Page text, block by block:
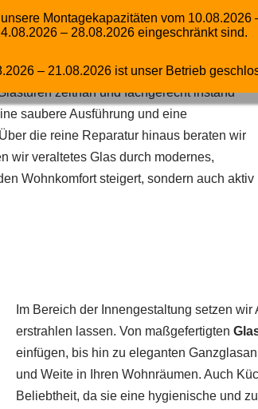
schnellen und zuverlässigen
und erfordert sofortiges Handeln, um die
gewährleisten. Unser Team sorgt dafür,
zeitnah und fachgerecht instand
saubere Ausführung und eine
die reine Reparatur hinaus beraten wir
wir veraltetes Glas durch modernes,
Wohnkomfort steigert, sondern auch aktiv
Im Bereich der Innengestaltung setzen
erstrahlen lassen. Von maßgefertigten
einfügen, bis hin zu eleganten
und Weite in Ihren Wohnräumen. Auch
Beliebtheit, da sie eine hygienische und
Montagekapazitäten vom 10.08.2026
– 28.08.2026 eingeschränkt sind.
– 21.08.2026 ist unser Betrieb